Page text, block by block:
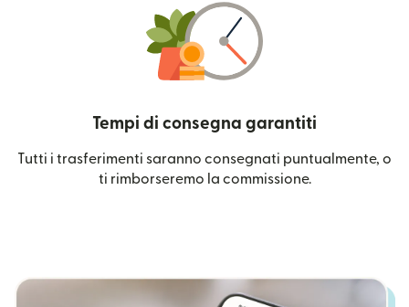
Tempi di consegna garantiti
Tutti i trasferimenti saranno consegnati puntualmente, o
ti rimborseremo la commissione.